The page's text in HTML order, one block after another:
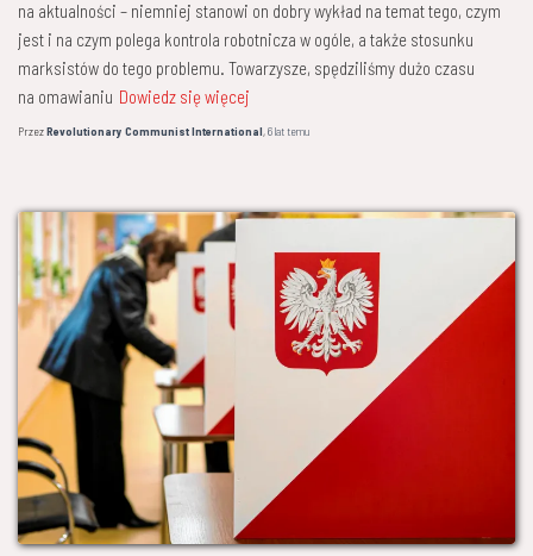
na aktualności – niemniej stanowi on dobry wykład na temat tego, czym
jest i na czym polega kontrola robotnicza w ogóle, a także stosunku
marksistów do tego problemu. Towarzysze, spędziliśmy dużo czasu
na omawianiu Dowiedz się więcej
PrzezRevolutionary Communist International,6 lattemu